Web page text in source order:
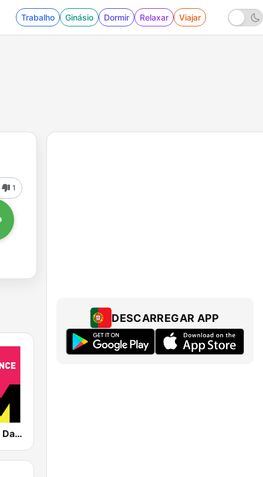
Trabalho Ginásio Dormir Relaxar Viajar
1
DFM Russian Dance
DESCARREGAR APP